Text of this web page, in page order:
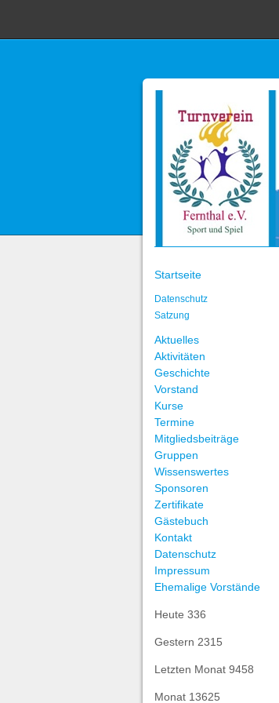
Startseite
Datenschutz
Satzung
Aktuelles
Aktivitäten
Geschichte
Vorstand
Kurse
Termine
Mitgliedsbeiträge
Gruppen
Wissenswertes
Sponsoren
Zertifikate
Gästebuch
Kontakt
Datenschutz
Impressum
Ehemalige Vorstände
Heute 336
Gestern 2315
Letzten Monat 9458
Monat 13625